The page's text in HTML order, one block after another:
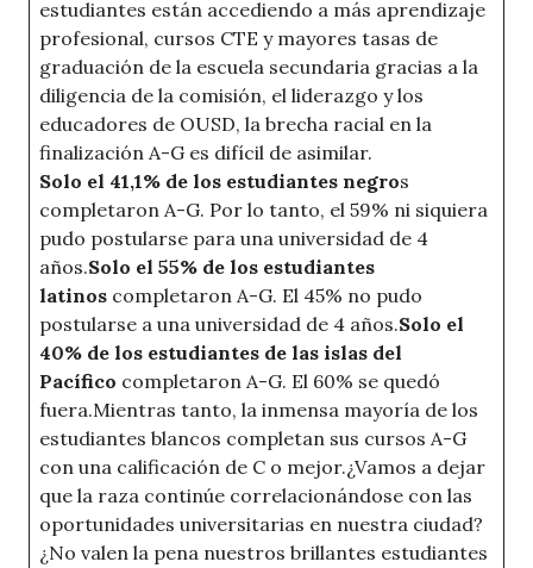
estudiantes están accediendo a más aprendizaje
profesional, cursos CTE y mayores tasas de
graduación de la escuela secundaria gracias a la
diligencia de la comisión, el liderazgo y los
educadores de OUSD, la brecha racial en la
finalización A-G es difícil de asimilar.
Solo el 41,1% de los estudiantes negros
completaron A-G. Por lo tanto, el 59% ni siquiera
pudo postularse para una universidad de 4
años.Solo el 55% de los estudiantes
latinos completaron A-G. El 45% no pudo
postularse a una universidad de 4 años.Solo el
40% de los estudiantes de las islas del
Pacífico completaron A-G. El 60% se quedó
fuera.Mientras tanto, la inmensa mayoría de los
estudiantes blancos completan sus cursos A-G
con una calificación de C o mejor.¿Vamos a dejar
que la raza continúe correlacionándose con las
oportunidades universitarias en nuestra ciudad?
¿No valen la pena nuestros brillantes estudiantes